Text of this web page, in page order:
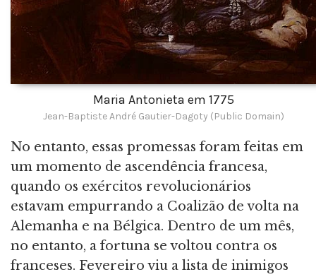
Maria Antonieta em 1775
Jean-Baptiste André Gautier-Dagoty (Public Domain)
No entanto, essas promessas foram feitas em
um momento de ascendência francesa,
quando os exércitos revolucionários
estavam empurrando a Coalizão de volta na
Alemanha e na Bélgica. Dentro de um mês,
no entanto, a fortuna se voltou contra os
franceses. Fevereiro viu a lista de inimigos